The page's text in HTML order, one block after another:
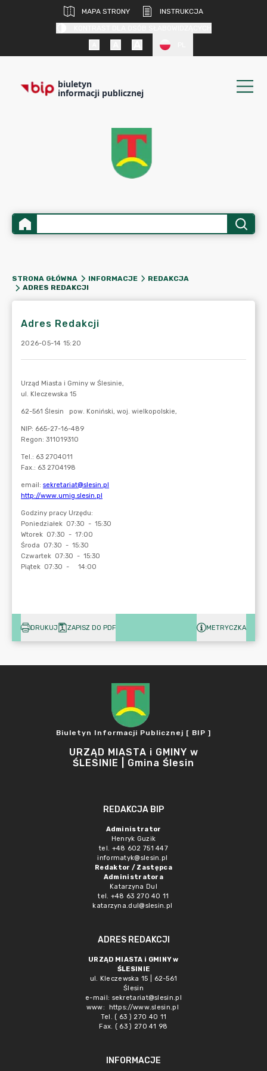
MAPA STRONY
INSTRUKCJA
biuletyn
informacji publicznej
STRONA GŁÓWNA INFORMACJE
REDAKCJA
ADRES REDAKCJI
Adres Redakcji
2026-05-14 15:20
DRUKUJ ZAPISZ DO PDF METRYCZKA
Biuletyn Informacji Publicznej [ BIP ]
URZĄD MIASTA i GMINY w
ŚLESINIE | Gmina Ślesin
REDAKCJA BIP
Administrator
Henryk Guzik
tel. +48 602 751 447
informatyk@slesin.pl
Redaktor / Zastępca
Administratora
Katarzyna Dul
tel. +48 63 270 40 11
katarzyna.dul@slesin.pl
ADRES REDAKCJI
URZĄD MIASTA i GMINY w
ŚLESINIE
ul. Kleczewska 15 | 62-561
Ślesin
e-mail: sekretariat@slesin.pl
www:
https://www.slesin.pl
Tel. ( 63 ) 270 40 11
Fax. ( 63 ) 270 41 98
INFORMACJE